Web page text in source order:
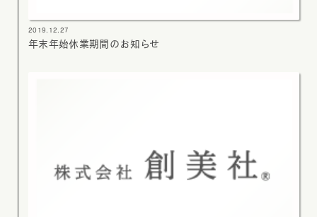
2019.12.27
年末年始休業期間のお知らせ